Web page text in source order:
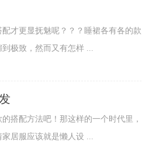
才更显抚魅呢？？？睡裙各有各的款
极致，然而又有怎样 ...
搭配方法吧！那这样的一个时代里，
居服应该就是懒人设 ...